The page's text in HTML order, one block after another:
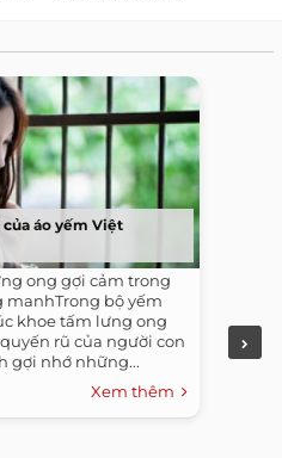
áo yếm Việt
ong gợi cảm trong
bộ yếm
khoe tấm lưng ong
rũ của người con
gợi nhớ những...
Xem thêm